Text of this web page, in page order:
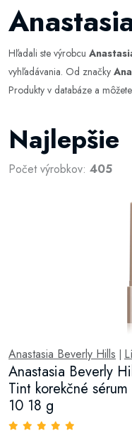
Hľadali ste výrobcu
vyhľadávania. Od značky
Produkty v databáze a
Najlepšie
Počet výrobkov: 405
Anastasia Beverly Hills
Anastasia Beverly
Tint korekčné
10 18 g